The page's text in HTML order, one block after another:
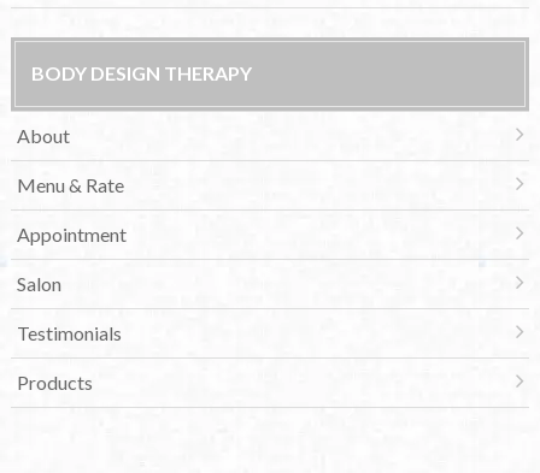
BODY DESIGN THERAPY
About
Menu & Rate
Appointment
Salon
Testimonials
Products